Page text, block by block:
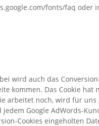
fonts/faq oder
wird auch das
kommen. Das Cookie hat
arbeitet noch, wird für
Google AdWords-
Cookies eingeholten